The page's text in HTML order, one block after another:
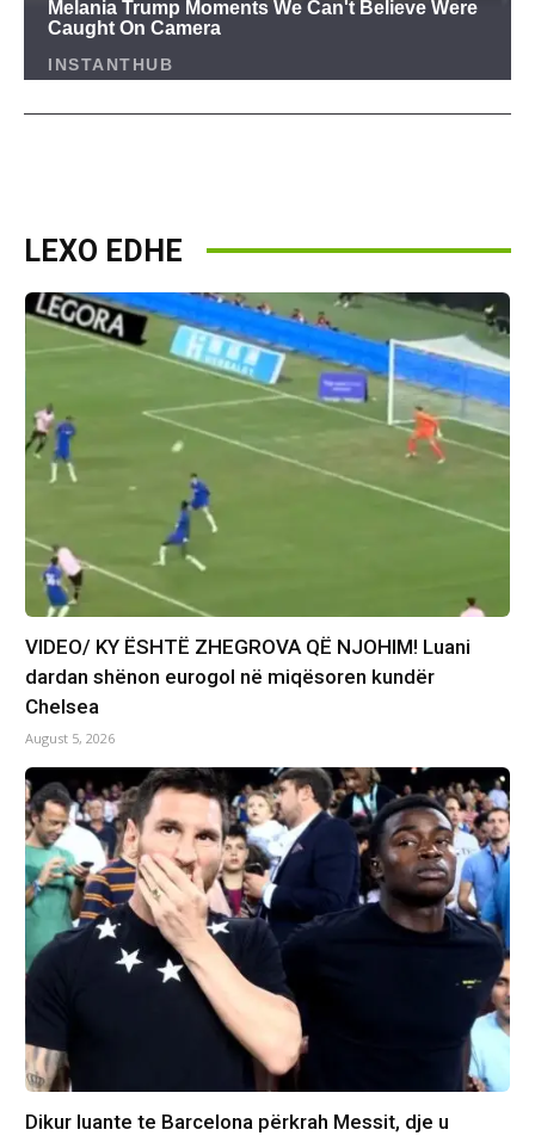
LEXO EDHE
VIDEO/ KY ËSHTË ZHEGROVA QË NJOHIM! Luani
dardan shënon eurogol në miqësoren kundër
Chelsea
August 5, 2026
Dikur luante te Barcelona përkrah Messit, dje u